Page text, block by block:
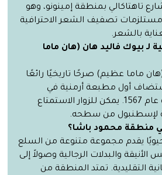
تاهتاكالي بمنطقة إمينونو، وهو
مستلزمات تصفيف الشعر الاحترافية
بالشعر.
لـ بيوك فاليد هان (هان ماما
ماما عظيم) صرحًا تاريخيًا رائعًا
عام 1635، واستضاف أول مطبعة أرمنية في
الإمبراطورية العثمانية عام 1567. يمكن للزوار الاستمتاع
لإسطنبول من سطحه.
منطقة محمود باشا؟
يقدم مجموعة متنوعة من السلع
الأنيقة والبدلات الرجالية وصولاً إلى
التقليدية. تمتد المنطقة من